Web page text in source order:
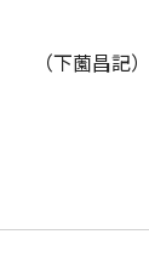
（下薗昌記）